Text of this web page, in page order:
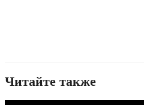
Читайте также